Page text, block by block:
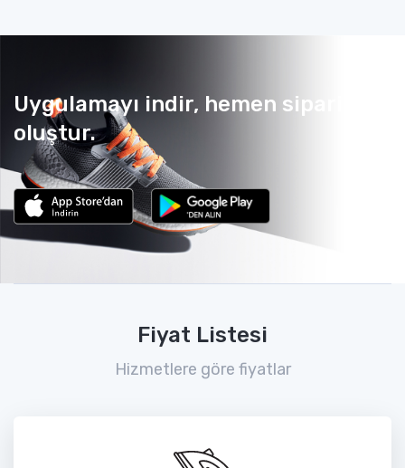
Uygulamayı indir, hemen sipariş
oluştur.
Fiyat Listesi
Hizmetlere göre fiyatlar